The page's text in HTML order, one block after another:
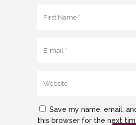
Save my name, email,
this browser for the next